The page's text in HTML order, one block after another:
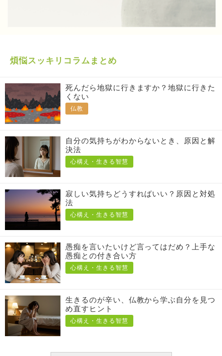
煩悩スッキリコラムまとめ
死んだら地獄に行きますか？地獄に行きた
くない
仏教
自分の気持ちがわからないとき、原因と解
決法
心構え・生きる智慧
寂しい気持ちどうすればいい？原因と対処
法
心構え・生きる智慧
愚痴を言いたいけど言ってはだめ？上手な
愚痴との付き合い方
心構え・生きる智慧
生きるのが辛い、仏教から学ぶ自分を見つ
め直すヒント
心構え・生きる智慧